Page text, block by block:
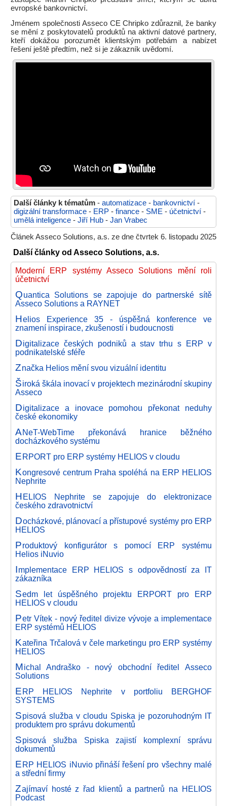
evropské bankovnictví.
Jménem společnosti Asseco CE Chripko zdůraznil, že banky
se mění z poskytovatelů produktů na aktivní datové partnery,
kteří dokážou porozumět klientským potřebám a nabízet
řešení ještě předtím, než si je zákazník uvědomí.
Další články k tématům - automatizace - bankovnictví -
digizální transformace - ERP - finance - SME - účetnictví -
umělá inteligence - Jiří Hub - Jan Vrabec
Článek Asseco Solutions, a.s. ze dne čtvrtek 6. listopadu 2025
Další články od Asseco Solutions, a.s.
Moderní ERP systémy Asseco Solutions mění roli
účetnictví
Quantica Solutions se zapojuje do partnerské sítě
Asseco Solutions a RAYNET
Helios Experience 35 - úspěšná konference ve
znamení inspirace, zkušeností i budoucnosti
Digitalizace českých podniků a stav trhu s ERP v
podnikatelské sféře
Značka Helios mění svou vizuální identitu
Široká škála inovací v projektech mezinárodní skupiny
Asseco
Digitalizace a inovace pomohou překonat neduhy
české ekonomiky
ANeT-WebTime překonává hranice běžného
docházkového systému
ERPORT pro ERP systémy HELIOS v cloudu
Kongresové centrum Praha spoléhá na ERP HELIOS
Nephrite
HELIOS Nephrite se zapojuje do elektronizace
českého zdravotnictví
Docházkové, plánovací a přístupové systémy pro ERP
HELIOS
Produktový konfigurátor s pomocí ERP systému
Helios iNuvio
Implementace ERP HELIOS s odpovědností za IT
zákazníka
Sedm let úspěšného projektu ERPORT pro ERP
HELIOS v cloudu
Petr Vítek - nový ředitel divize vývoje a implementace
ERP systémů HELIOS
Kateřina Trčalová v čele marketingu pro ERP systémy
HELIOS
Michal Andraško - nový obchodní ředitel Asseco
Solutions
ERP HELIOS Nephrite v portfoliu BERGHOF
SYSTEMS
Spisová služba v cloudu Spiska je pozoruhodným IT
produktem pro správu dokumentů
Spisová služba Spiska zajistí komplexní správu
dokumentů
ERP HELIOS iNuvio přináší řešení pro všechny malé
a střední firmy
Zajímaví hosté z řad klientů a partnerů na HELIOS
Podcast